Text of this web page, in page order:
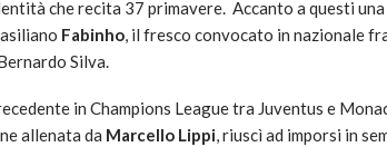
che recita 37 primavere. Accanto a questi
Fabinho, il fresco convocato in nazionale
Silva.
in Champions League tra Juventus e
allenata da Marcello Lippi, riuscì ad imporsi in